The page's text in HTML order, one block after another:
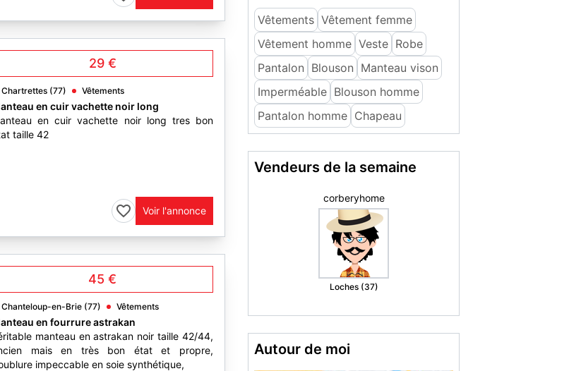
29 €
Chartrettes (77) Vêtements
en cuir vachette noir long
en cuir vachette noir long tres bon
taille 42
Voir l'annonce
45 €
Chanteloup-en-Brie (77) Vêtements
en fourrure astrakan
manteau en astrakan noir taille 42/44,
mais en très bon état et propre,
impeccable en soie synthétique,
Vêtements Vêtement femme
Vêtement homme Veste Robe
Pantalon Blouson Manteau vison
Imperméable Blouson homme
Pantalon homme Chapeau
Vendeurs de la semaine
Marie christine
M.
Autour de moi